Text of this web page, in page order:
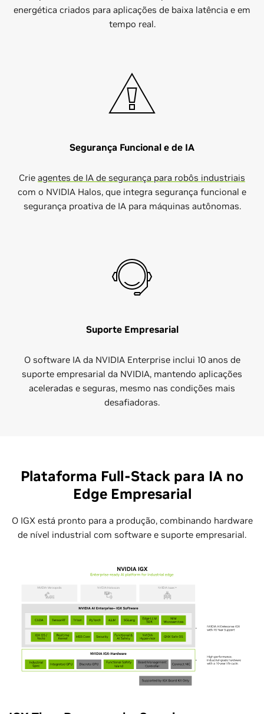
energética criados para aplicações de baixa latência e em
tempo real.
Segurança Funcional e de IA
Crie agentes de IA de segurança para robôs industriais
com o NVIDIA Halos, que integra segurança funcional e
segurança proativa de IA para máquinas autônomas.
Suporte Empresarial
O software IA da NVIDIA Enterprise inclui 10 anos de
suporte empresarial da NVIDIA, mantendo aplicações
aceleradas e seguras, mesmo nas condições mais
desafiadoras.
Plataforma Full-Stack para IA no
Edge Empresarial
O IGX está pronto para a produção, combinando hardware
de nível industrial com software e suporte empresarial.